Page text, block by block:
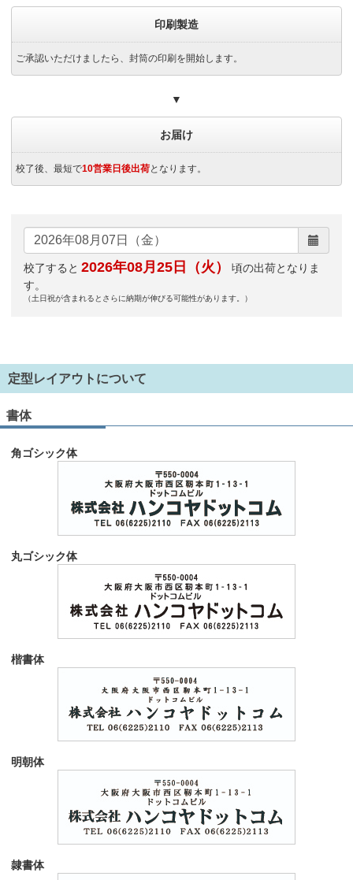
印刷製造
ご承認いただけましたら、封筒の印刷を開始します。
▼
お届け
校了後、最短で10営業日後出荷となります。
校了すると 2026年08月25日（火）
頃の出荷となりま
す。
（土日祝が含まれるとさらに納期が伸びる可能性があります。）
定型レイアウトについて
書体
角ゴシック体
丸ゴシック体
楷書体
明朝体
隷書体